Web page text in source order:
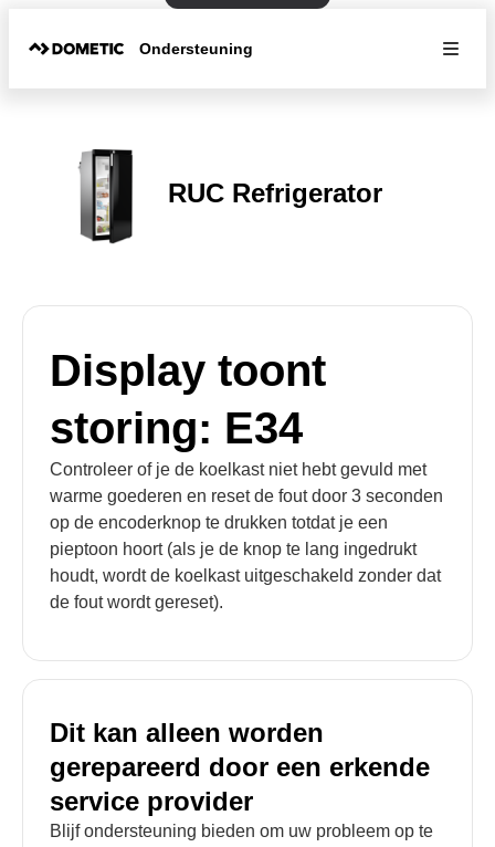
Ondersteuning
RUC Refrigerator
Display toont
storing: E34
Controleer of je de koelkast niet hebt gevuld met
warme goederen en reset de fout door 3 seconden
op de encoderknop te drukken totdat je een
pieptoon hoort (als je de knop te lang ingedrukt
houdt, wordt de koelkast uitgeschakeld zonder dat
de fout wordt gereset).
Dit kan alleen worden
gerepareerd door een erkende
service provider
Blijf ondersteuning bieden om uw probleem op te